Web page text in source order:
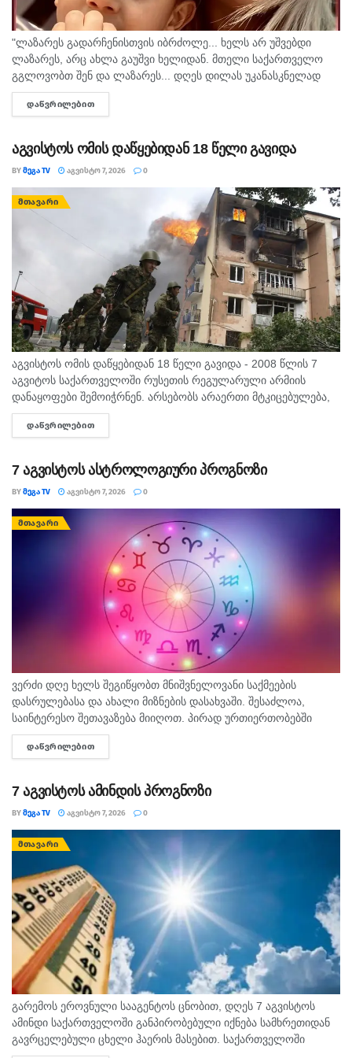
იცოდეს, რომ საქართველოში ჩამოსული ტურისტი არის
წარმატების კიდევ ერთი დამადასტურებელი
მაგალითი”, – განაცხადა პრემიერ-მინისტრმა.
"ლაზარეს გადარჩენისთვის იბრძოლე... ხელს არ უშვებდი
ლაზარეს, არც ახლა გაუშვი ხელიდან. მთელი საქართველო
გგლოვობთ შენ და ლაზარეს... დღეს დილას უკანასკნელად
მომესალმე, თურმე. ისღა დაგვრჩა ნუგეშად, შენი თავი
გვაპოვნინო..." - 6...
ᲓᲐᲬᲕᲠᲘᲚᲔᲑᲘᲗ
აგვისტოს ომის დაწყებიდან 18 წელი გავიდა
BYᲛᲔᲒᲐ TV ᲐᲒᲕᲘᲡᲢᲝ 7, 2026 0
ᲛᲗᲐᲕᲐᲠᲘ
აგვისტოს ომის დაწყებიდან 18 წელი გავიდა - 2008 წლის 7
აგვიტოს საქართველოში რუსეთის რეგულარული არმიის
დანაყოფები შემოიჭრნენ. არსებობს არაერთი მტკიცებულება,
რომლითაც დადასტურდა, რომ რუსეთის ჯარმა საქართველოს
სახელმწიფო საზღვარი სწორედ 7...
ᲓᲐᲬᲕᲠᲘᲚᲔᲑᲘᲗ
7 აგვისტოს ასტროლოგიური პროგნოზი
BYᲛᲔᲒᲐ TV ᲐᲒᲕᲘᲡᲢᲝ 7, 2026 0
ᲛᲗᲐᲕᲐᲠᲘ
ვერძი დღე ხელს შეგიწყობთ მნიშვნელოვანი საქმეების
დასრულებასა და ახალი მიზნების დასახვაში. შესაძლოა,
საინტერესო შეთავაზება მიიღოთ. პირად ურთიერთობებში
გულწრფელი საუბარი ბევრ გაუგებრობას გააქრობს. კურო
ფინანსურ საკითხებში სიფრთხილე გამოიჩინეთ და ემოციური...
ᲓᲐᲬᲕᲠᲘᲚᲔᲑᲘᲗ
7 აგვისტოს ამინდის პროგნოზი
BYᲛᲔᲒᲐ TV ᲐᲒᲕᲘᲡᲢᲝ 7, 2026 0
ᲛᲗᲐᲕᲐᲠᲘ
გარემოს ეროვნული სააგენტოს ცნობით, დღეს 7 აგვისტოს
ამინდი საქართველოში განპირობებული იქნება სამხრეთიდან
გავრცელებული ცხელი ჰაერის მასებით. საქართველოში